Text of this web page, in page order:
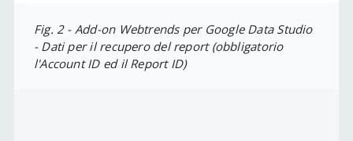
Fig. 2 - Add-on Webtrends per Google Data Studio
- Dati per il recupero del report (obbligatorio
l'Account ID ed il Report ID)